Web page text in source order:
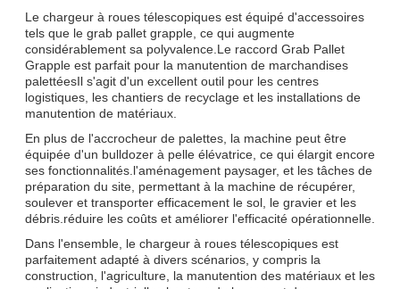
Le chargeur à roues télescopiques est équipé d'accessoires
tels que le grab pallet grapple, ce qui augmente
considérablement sa polyvalence.Le raccord Grab Pallet
Grapple est parfait pour la manutention de marchandises
palettéesIl s'agit d'un excellent outil pour les centres
logistiques, les chantiers de recyclage et les installations de
manutention de matériaux.
En plus de l'accrocheur de palettes, la machine peut être
équipée d'un bulldozer à pelle élévatrice, ce qui élargit encore
ses fonctionnalités.l'aménagement paysager, et les tâches de
préparation du site, permettant à la machine de récupérer,
soulever et transporter efficacement le sol, le gravier et les
débris.réduire les coûts et améliorer l'efficacité opérationnelle.
Dans l'ensemble, le chargeur à roues télescopiques est
parfaitement adapté à divers scénarios, y compris la
construction, l'agriculture, la manutention des matériaux et les